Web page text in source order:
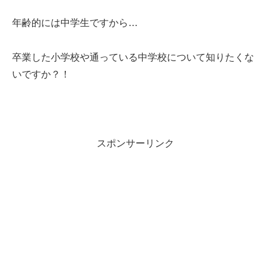
年齢的には中学生ですから…
卒業した小学校や通っている中学校について知りたくな
いですか？！
スポンサーリンク